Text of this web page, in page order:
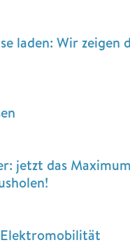
laden: Wir zeigen
jetzt das